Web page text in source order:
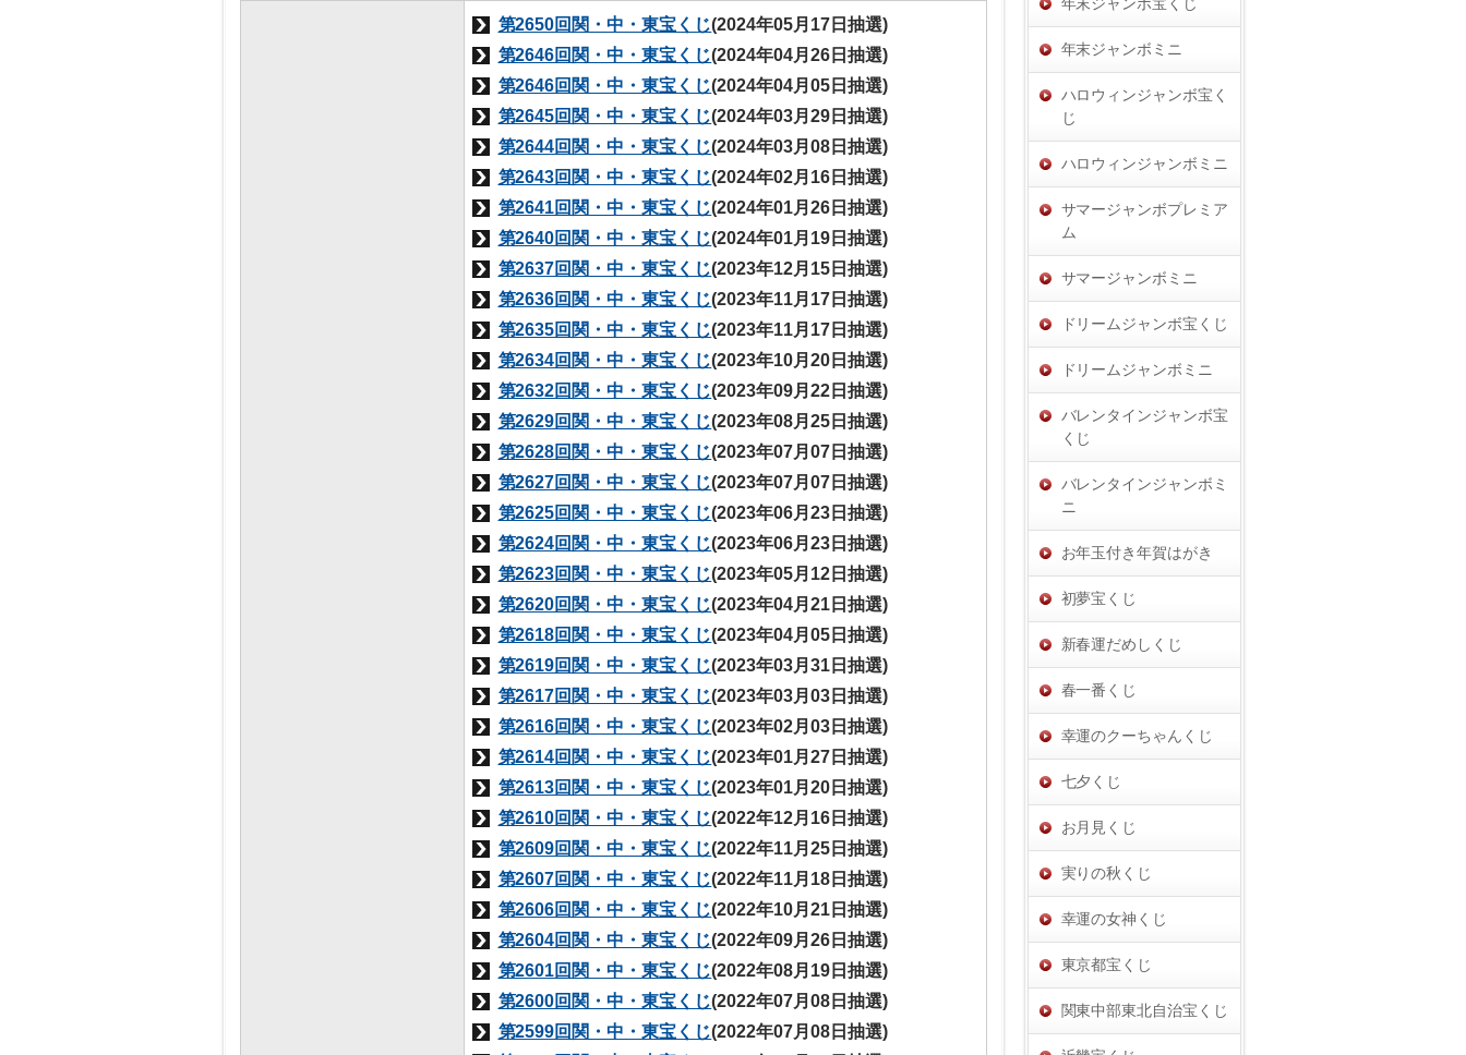
第2650回関・中・東宝くじ(2024年05月17日抽選)
第2646回関・中・東宝くじ(2024年04月26日抽選)
第2646回関・中・東宝くじ(2024年04月05日抽選)
第2645回関・中・東宝くじ(2024年03月29日抽選)
第2644回関・中・東宝くじ(2024年03月08日抽選)
第2643回関・中・東宝くじ(2024年02月16日抽選)
第2641回関・中・東宝くじ(2024年01月26日抽選)
第2640回関・中・東宝くじ(2024年01月19日抽選)
第2637回関・中・東宝くじ(2023年12月15日抽選)
第2636回関・中・東宝くじ(2023年11月17日抽選)
第2635回関・中・東宝くじ(2023年11月17日抽選)
第2634回関・中・東宝くじ(2023年10月20日抽選)
第2632回関・中・東宝くじ(2023年09月22日抽選)
第2629回関・中・東宝くじ(2023年08月25日抽選)
第2628回関・中・東宝くじ(2023年07月07日抽選)
第2627回関・中・東宝くじ(2023年07月07日抽選)
第2625回関・中・東宝くじ(2023年06月23日抽選)
第2624回関・中・東宝くじ(2023年06月23日抽選)
第2623回関・中・東宝くじ(2023年05月12日抽選)
第2620回関・中・東宝くじ(2023年04月21日抽選)
第2618回関・中・東宝くじ(2023年04月05日抽選)
第2619回関・中・東宝くじ(2023年03月31日抽選)
第2617回関・中・東宝くじ(2023年03月03日抽選)
第2616回関・中・東宝くじ(2023年02月03日抽選)
第2614回関・中・東宝くじ(2023年01月27日抽選)
第2613回関・中・東宝くじ(2023年01月20日抽選)
第2610回関・中・東宝くじ(2022年12月16日抽選)
第2609回関・中・東宝くじ(2022年11月25日抽選)
第2607回関・中・東宝くじ(2022年11月18日抽選)
第2606回関・中・東宝くじ(2022年10月21日抽選)
第2604回関・中・東宝くじ(2022年09月26日抽選)
第2601回関・中・東宝くじ(2022年08月19日抽選)
第2600回関・中・東宝くじ(2022年07月08日抽選)
第2599回関・中・東宝くじ(2022年07月08日抽選)
年末ジャンボミニ
ハロウィンジャンボ宝く
じ
ハロウィンジャンボミニ
サマージャンボプレミア
ム
サマージャンボミニ
ドリームジャンボ宝くじ
ドリームジャンボミニ
バレンタインジャンボ宝
くじ
バレンタインジャンボミ
ニ
お年玉付き年賀はがき
初夢宝くじ
新春運だめしくじ
春一番くじ
幸運のクーちゃんくじ
七夕くじ
お月見くじ
実りの秋くじ
幸運の女神くじ
東京都宝くじ
関東中部東北自治宝くじ